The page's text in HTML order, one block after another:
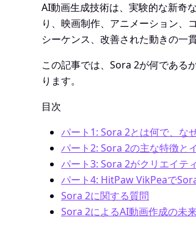
AI動画生成技術は、実験的な新奇
り、映画制作、アニメーション、
シーケンス、改善された動きの一
この記事では、Sora 2が何である
ります。
目次
パート1: Sora 2とは何で、な
パート2: Sora 2の主な特徴と
パート3: Sora 2がクリエイテ
パート4: HitPaw VikPeaで
Sora 2に関する質問
Sora 2によるAI動画作成の未